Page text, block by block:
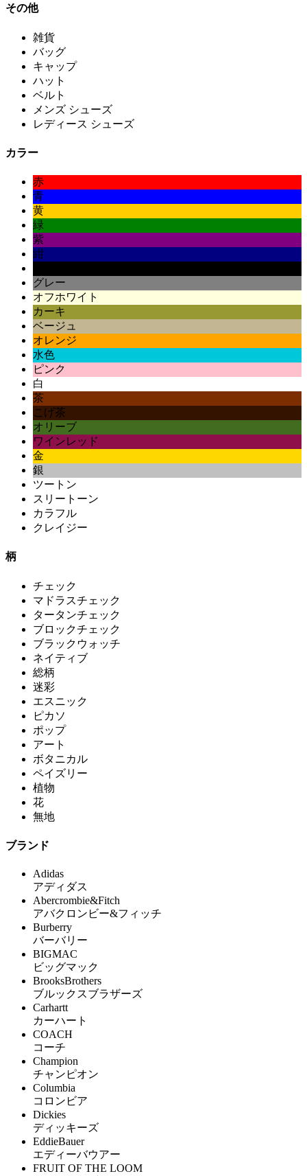
その他
雑貨
バッグ
キャップ
ハット
ベルト
メンズ シューズ
レディース シューズ
カラー
赤
青
黄
緑
紫
紺
グレー
オフホワイト
カーキ
ベージュ
オレンジ
水色
ピンク
白
茶
こげ茶
オリーブ
ワインレッド
金
銀
ツートン
スリートーン
カラフル
クレイジー
柄
チェック
マドラスチェック
タータンチェック
ブロックチェック
ブラックウォッチ
ネイティブ
総柄
迷彩
エスニック
ピカソ
ポップ
アート
ボタニカル
ペイズリー
植物
花
無地
ブランド
Adidas
アディダス
Abercrombie&Fitch
アバクロンビー&フィッチ
Burberry
バーバリー
BIGMAC
ビッグマック
BrooksBrothers
ブルックスブラザーズ
Carhartt
カーハート
COACH
コーチ
Champion
チャンピオン
Columbia
コロンビア
Dickies
ディッキーズ
EddieBauer
エディーバウアー
FRUIT OF THE LOOM